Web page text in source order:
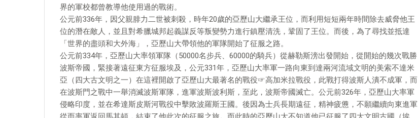
界的軍校都曾教導他使用過的戰術。
公元前336年，因父親腓力二世被刺殺，時年20歲的亞歷山大繼承王位，而利用短短兩年時間除去威脅他王
位的潛在敵人，並且對希臘城邦起義謀反等叛變勢力進行鎮壓清洗，鞏固了王位。而後，為了尋找並抵達
「世界的盡頭和大外海」，亞歷山大帶領他的軍隊開始了征服之路。
公元前334年，亞歷山大率領軍隊（50000名步兵、60000的騎兵）從赫勒斯滂出發開始，從開始的幾次戰勝
波斯帝國，緊接著遠征東方征服埃及，公元331年，亞歷山大率軍一路向東到達兩河流域文明的美索不達米
亞（四大古文明之一）在這裡開啟了亞歷山大最著名的戰役☞高加米拉戰役，此戰打得波斯人潰不成軍，而
在波斯門之戰中一舉消滅波斯軍隊，進軍波斯波利斯，至此，波斯帝國滅亡。公元前326年，亞歷山大率軍
侵略印度，並在希達斯皮斯河戰役中擊敗波羅斯王國。後因為士兵長期遠征，精神疲憊，不願繼續向東進軍